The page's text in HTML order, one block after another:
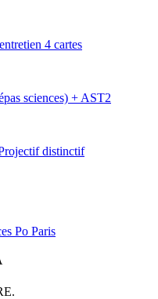
4 cartes
sciences) + AST2
distinctif
Po Paris